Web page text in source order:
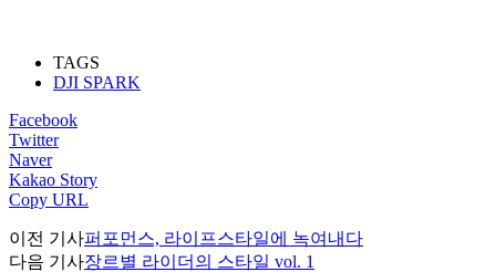
TAGS
DJI SPARK
Facebook
Twitter
Naver
Kakao Story
Copy URL
이전 기사퍼포먼스, 라이프스타일에 녹여내다
다음 기사장르별 라이더의 스타일 vol. 1